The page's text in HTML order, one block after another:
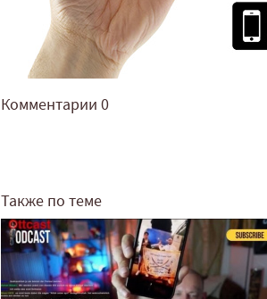
Комментарии 0
Также по теме